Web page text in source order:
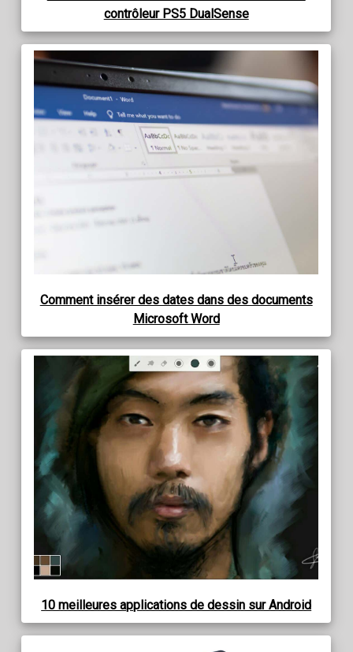
contrôleur PS5 DualSense
Comment insérer des dates dans des documents
Microsoft Word
10 meilleures applications de dessin sur Android